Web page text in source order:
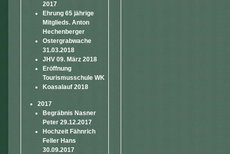
2017
Ehrung 65 jährige
Mitglieds. Anton
Hechenberger
Ostergrabwache
31.03.2018
JHV 09. März 2018
Eröffnung
Tourismusschule WK
Koasalauf 2018
2017
Begräbnis Nasner
Peter 29.12.2017
Hochzeit Fähnrich
Feller Hans
30.09.2017